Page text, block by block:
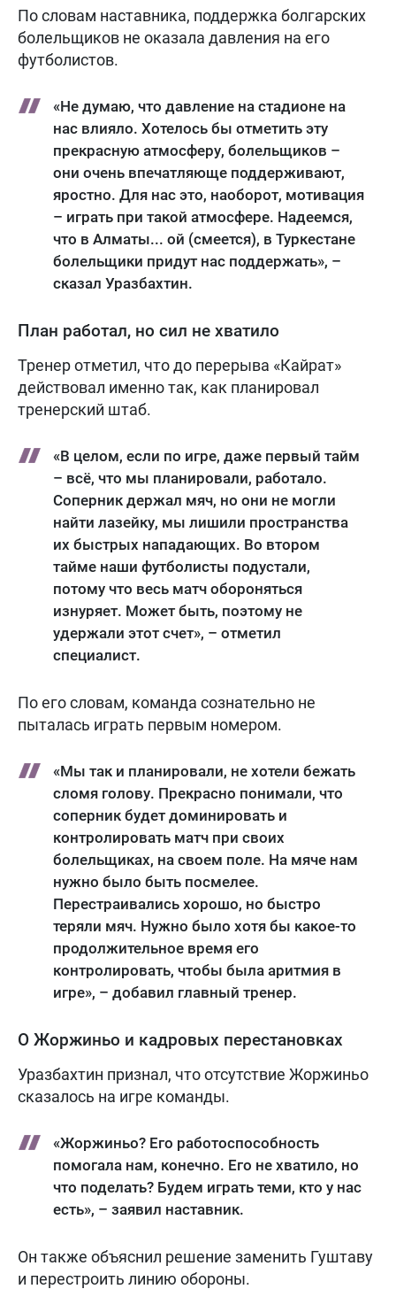
По словам наставника, поддержка болгарских
болельщиков не оказала давления на его
футболистов.
«Не думаю, что давление на стадионе на
нас влияло. Хотелось бы отметить эту
прекрасную атмосферу, болельщиков –
они очень впечатляюще поддерживают,
яростно. Для нас это, наоборот, мотивация
– играть при такой атмосфере. Надеемся,
что в Алматы... ой (смеется), в Туркестане
болельщики придут нас поддержать», –
сказал Уразбахтин.
План работал, но сил не хватило
Тренер отметил, что до перерыва «Кайрат»
действовал именно так, как планировал
тренерский штаб.
«В целом, если по игре, даже первый тайм
– всё, что мы планировали, работало.
Соперник держал мяч, но они не могли
найти лазейку, мы лишили пространства
их быстрых нападающих. Во втором
тайме наши футболисты подустали,
потому что весь матч обороняться
изнуряет. Может быть, поэтому не
удержали этот счет», – отметил
специалист.
По его словам, команда сознательно не
пыталась играть первым номером.
«Мы так и планировали, не хотели бежать
сломя голову. Прекрасно понимали, что
соперник будет доминировать и
контролировать матч при своих
болельщиках, на своем поле. На мяче нам
нужно было быть посмелее.
Перестраивались хорошо, но быстро
теряли мяч. Нужно было хотя бы какое-то
продолжительное время его
контролировать, чтобы была аритмия в
игре», – добавил главный тренер.
О Жоржиньо и кадровых перестановках
Уразбахтин признал, что отсутствие Жоржиньо
сказалось на игре команды.
«Жоржиньо? Его работоспособность
помогала нам, конечно. Его не хватило, но
что поделать? Будем играть теми, кто у нас
есть», – заявил наставник.
Он также объяснил решение заменить Гуштаву
и перестроить линию обороны.